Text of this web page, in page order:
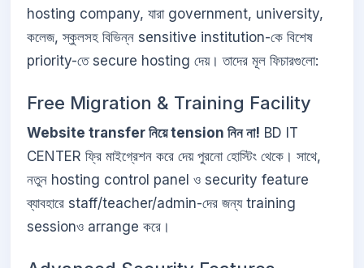
hosting company, যারা government, university,
কলেজ, স্কুলসহ বিভিন্ন sensitive institution-কে বিশেষ
priority-তে secure hosting দেয়। তাদের মূল ফিচারগুলো:
Free Migration & Training Facility
Website transfer নিয়ে tension নিন না! BD IT
CENTER ফ্রি মাইগ্রেশন করে দেয় পুরনো হোস্টিং থেকে। সাথে,
নতুন hosting control panel ও security feature
ব্যাবহারে staff/teacher/admin-দের জন্য training
sessionও arrange করে।